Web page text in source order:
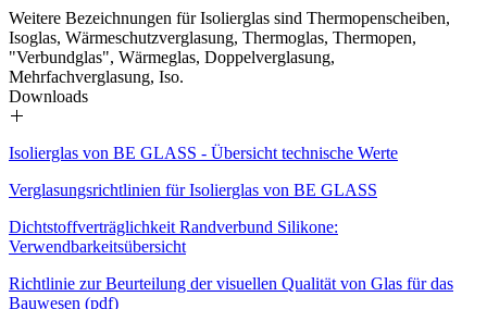
Weitere Bezeichnungen für Isolierglas sind Thermopenscheiben,
Isoglas, Wärmeschutzverglasung, Thermoglas, Thermopen,
"Verbundglas", Wärmeglas, Doppelverglasung,
Mehrfachverglasung, Iso.
Downloads
Isolierglas von BE GLASS - Übersicht technische Werte
Verglasungsrichtlinien für Isolierglas von BE GLASS
Dichtstoffverträglichkeit Randverbund Silikone:
Verwendbarkeitsübersicht
Richtlinie zur Beurteilung der visuellen Qualität von Glas für das
Bauwesen (pdf)